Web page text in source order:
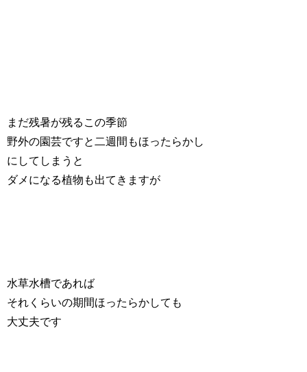
まだ残暑が残るこの季節
野外の園芸ですと二週間もほったらかし
にしてしまうと
ダメになる植物も出てきますが
水草水槽であれば
それくらいの期間ほったらかしても
大丈夫です